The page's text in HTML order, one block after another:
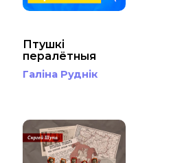
Птушкі
пералётныя
Галіна Руднік